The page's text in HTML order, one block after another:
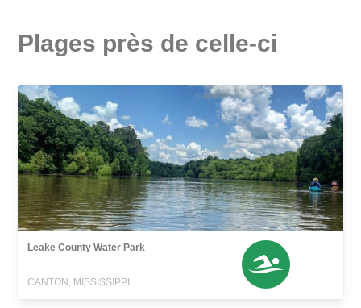
Plages près de celle-ci
Leake County Water Park
CANTON, MISSISSIPPI